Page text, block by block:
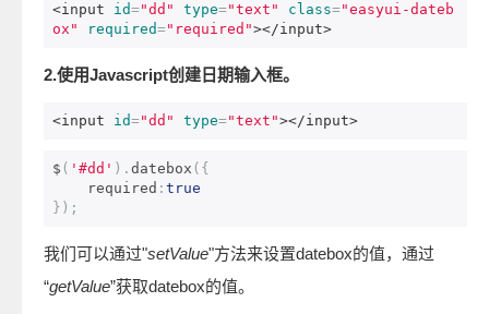
<input id="dd" type="text" class="easyui-dateb
ox"
required="required"></input>
2.使用Javascript创建日期输入框。
<input id="dd" type="text"></input>
$ ( '#dd' ). datebox ({
    required
: true
});
我们可以通过"setValue"方法来设置datebox的值，通过
“getValue”获取datebox的值。